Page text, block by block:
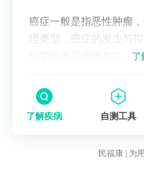
癌症一般是指恶性肿瘤
理类型，癌症的发生与
化学物质等原因有关。了
了解疾病 自测工具
民福康 | 为